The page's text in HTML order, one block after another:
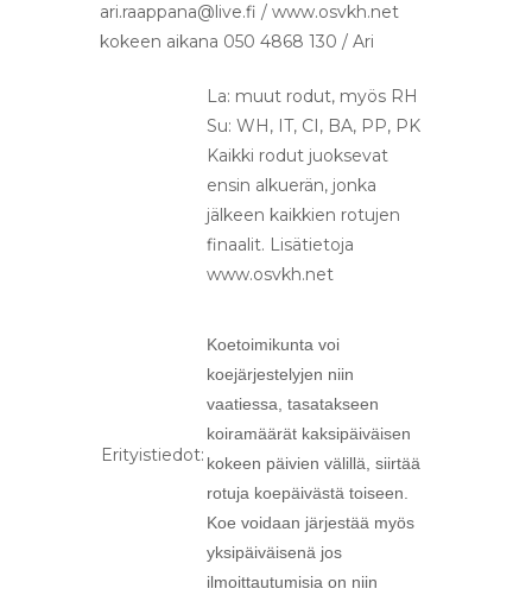
ari.raappana@live.fi / www.osvkh.net
kokeen aikana 050 4868 130 / Ari
Erityistiedot:
La: muut rodut, myös RH
Su: WH, IT, CI, BA, PP, PK
Kaikki rodut juoksevat
ensin alkuerän, jonka
jälkeen kaikkien rotujen
finaalit. Lisätietoja
www.osvkh.net
Koetoimikunta voi
koejärjestelyjen niin
vaatiessa, tasatakseen
koiramäärät kaksipäiväisen
kokeen päivien välillä, siirtää
rotuja koepäivästä toiseen.
Koe voidaan järjestää myös
yksipäiväisenä jos
ilmoittautumisia on niin